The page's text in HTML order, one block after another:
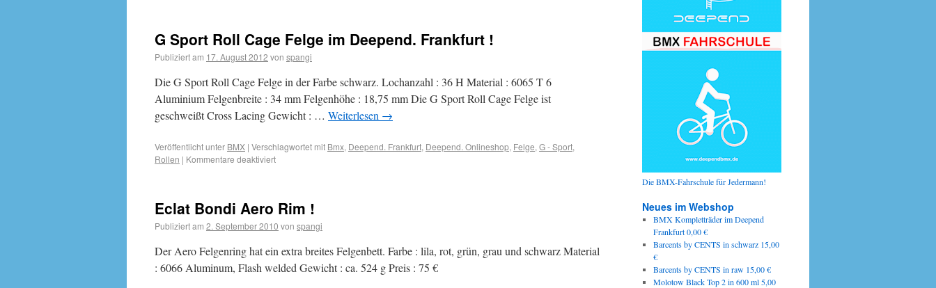
G Sport Roll Cage Felge im Deepend. Frankfurt !
Publiziert am 17. August 2012 von spangi
Die G Sport Roll Cage Felge in der Farbe schwarz. Lochanzahl : 36 H Material : 6065 T 6
Aluminium Felgenbreite : 34 mm Felgenhöhe : 18,75 mm Die G Sport Roll Cage Felge ist
geschweißt Cross Lacing Gewicht : … Weiterlesen →
Veröffentlicht unter BMX | Verschlagwortet mit Bmx, Deepend. Frankfurt, Deepend. Onlineshop, Felge, G - Sport,
Rollen | Kommentare deaktiviert
Eclat Bondi Aero Rim !
Publiziert am 2. September 2010 von spangi
Der Aero Felgenring hat ein extra breites Felgenbett. Farbe : lila, rot, grün, grau und schwarz Material
: 6066 Aluminum, Flash welded Gewicht : ca. 524 g Preis : 75 €
Die BMX-Fahrschule für Jedermann!
Neues im Webshop
BMX Kompletträder im Deepend
Frankfurt 0,00 €
Barcents by CENTS in schwarz 15,00
€
Barcents by CENTS in raw 15,00 €
Molotow Black Top 2 in 600 ml 5,00